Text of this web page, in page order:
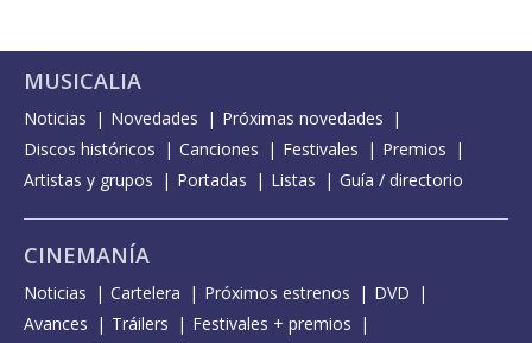
MUSICALIA
Noticias Novedades
Próximas novedades
Discos históricos
Canciones Festivales
Premios
Artistas y grupos
Portadas Listas Guía / directorio
CINEMANÍA
Noticias Cartelera Próximos estrenos
DVD
Avances
Tráilers Festivales + premios